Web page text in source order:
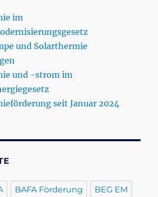
im
und Solarthermie
und -strom im
seit Januar 2024
BAFA Förderung BEG EM